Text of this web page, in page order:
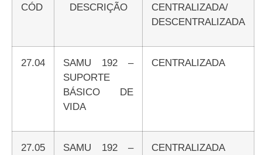
CÓD DESCRIÇÃO
CENTRALIZADA/
DESCENTRALIZADA
27.04
SAMU 192 –
SUPORTE
BÁSICO DE
VIDA
CENTRALIZADA
27.05
SAMU 192 –
CENTRALIZADA